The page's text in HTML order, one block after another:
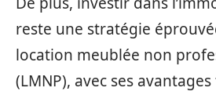
reste une stratégie
location meublée non
(LMNP), avec ses